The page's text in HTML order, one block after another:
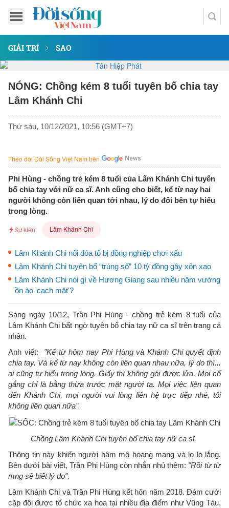
GIẢI TRÍ SAO
NÓNG: Chồng kém 8 tuổi tuyên bố chia tay
Lâm Khánh Chi
Thứ sáu, 10/12/2021, 10:56 (GMT+7)
Theo dõi Đời Sống Việt Nam trên
Phi Hùng - chồng trẻ kém 8 tuổi của Lâm Khánh Chi tuyên
bố chia tay với nữ ca sĩ. Anh cũng cho biết, kể từ nay hai
người không còn liên quan tới nhau, lý do đôi bên tự hiểu
trong lòng.
Sự kiện: Lâm Khánh Chi
Lâm Khánh Chi nổi đóa tố bị đồng nghiệp chơi xấu
Lâm Khánh Chi tuyên bố “trúng số” 10 tỷ đồng gây xôn xao
Lâm Khánh Chi nói gì về Hương Giang sau nhiều năm vướng
ồn ào 'cạch mặt'?
Sáng ngày 10/12, Trần Phi Hùng - chồng trẻ kém 8 tuổi của
Lâm Khánh Chi bất ngờ tuyên bố chia tay nữ ca sĩ trên trang cá
nhân.
Anh viết: "Kể từ hôm nay Phi Hùng và Khánh Chi quyết định
chia tay. Và kể từ nay không còn liên quan nhau nữa, lý do thì...
ai cũng tự hiểu trong lòng. Giấy thì không gói được lửa. Mọi cố
gắng chỉ là bằng thừa trước mặt người ta. Mọi việc liên quan
đến Khánh Chi, mọi người vui lòng liên hệ trực tiếp nhé, tôi
không liên quan nữa".
Chồng Lâm Khánh Chi tuyên bố chia tay nữ ca sĩ.
Thông tin này khiến người hâm mộ hoang mang và lo lo lắng.
Bên dưới bài viết, Trần Phi Hùng còn nhắn nhủ thêm: "Rồi từ từ
mng sẽ biết lý do".
Lâm Khánh Chi và Trần Phi Hùng kết hôn năm 2018. Đám cưới
cặp đôi được tổ chức xa hoa tại nhiều địa điểm như Vũng Tàu,